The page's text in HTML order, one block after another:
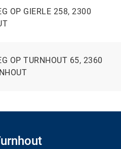
OP GIERLE 258, 2300
OP TURNHOUT 65, 2360